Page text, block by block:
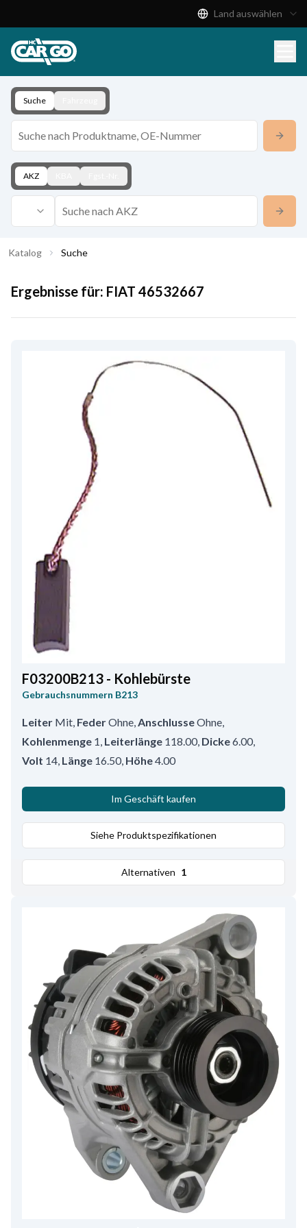
Download
Kontakt
Land auswählen
Suche
AKZ
Katalog Suche
Ergebnisse für: FIAT 46532667
F03200B213 - Kohlebürste
Gebrauchsnummern B213
Leiter Mit, FederOhne,AnschlusseOhne,
Kohlenmenge 1, Leiterlänge 118.00, Dicke6.00,
Volt 14, Länge 16.50, Höhe4.00
Im Geschäft kaufen
Siehe Produktspezifikationen
Alternativen 1